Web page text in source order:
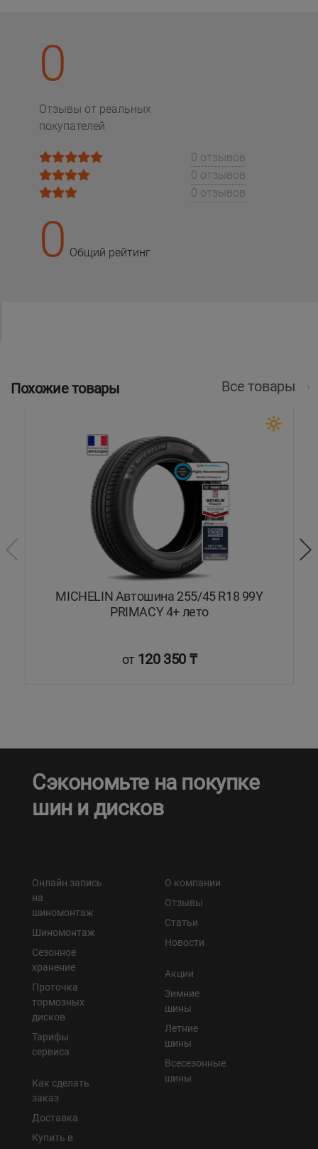
0
Отзывы от реальных
покупателей
0 отзывов
0 отзывов
0 отзывов
0 Общий рейтинг
Похожие товары Все товары
MICHELIN Автошина 255/45 R18 99Y
PRIMACY 4+ лето
от 120 350 ₸
Сэкономьте на покупке
шин и дисков
Онлайн запись
на
шиномонтаж
Шиномонтаж
Сезонное
хранение
Проточка
тормозных
дисков
Тарифы
сервиса
Как сделать
заказ
Доставка
Купить в
О компании
Отзывы
Статьи
Новости
Акции
Зимние
шины
Летние
шины
Всесезонные
шины